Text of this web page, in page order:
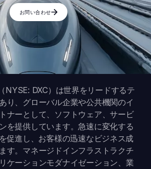
お問い合わせ
NYSE: DXC）は世界をリードするテ
り、グローバル企業や公共機関のイ
ナーとして、ソフトウェア、サービ
を提供しています。急速に変化する
促進し、お客様の迅速なビジネス成
す。マネージドインフラストラクチ
ケーションモダナイゼーション、業